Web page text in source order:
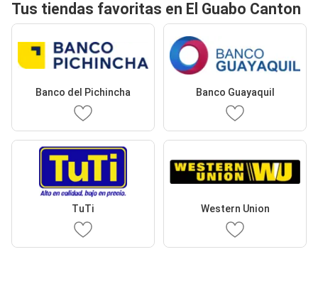
Tus tiendas favoritas en El Guabo Canton
Banco del Pichincha Banco Guayaquil
TuTi Western Union